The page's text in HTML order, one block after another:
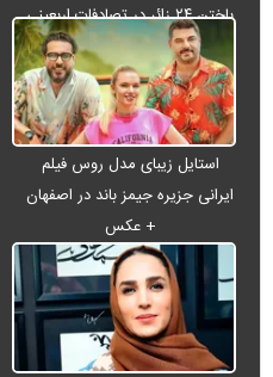
باختن ۲۴ زائر در تصادفات اربعینی
استایل زیبای مدل روس فیلم
ایرانی جزیره جیمز باند در اصفهان
+ عکس